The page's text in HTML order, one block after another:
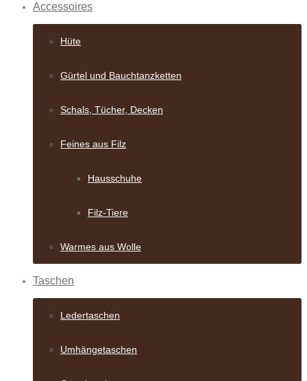
Accessoires
Hüte
Gürtel und Bauch­tanzketten
Schals, Tücher, Decken
Feines aus Filz
Hausschuhe
Filz-Tiere
Warmes aus Wolle
Taschen
Ledertaschen
Umhängetaschen